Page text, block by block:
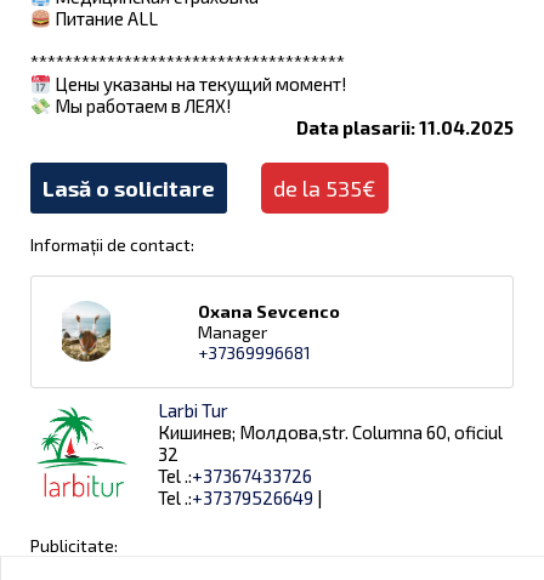
Питание ALL
*************************************
Цены указаны на текущий момент!
Мы работаем в ЛЕЯХ!
Data plasarii: 11.04.2025
Lasă o solicitare de la 535€
Informații de contact:
Oxana Sevcenco
Manager
+37369996681
Larbi Tur
Кишинев; Молдова,str. Columna 60, oficiul
32
Tel .:+37367433726
Tel .:+37379526649 |
Publicitate: